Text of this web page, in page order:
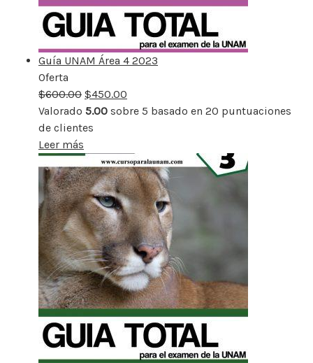
Guía UNAM Área 4 2023
Oferta
rebajado
$600.00 $450.00
Valorado 5.00 sobre 5 basado en 20 puntuaciones
de clientes
Leer más